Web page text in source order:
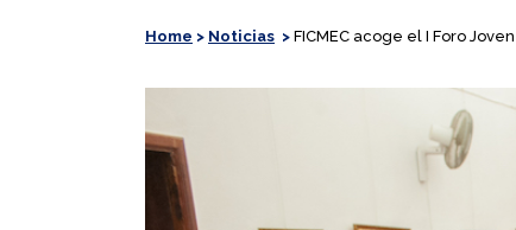
Home > Noticias > FICMEC acoge el I Foro